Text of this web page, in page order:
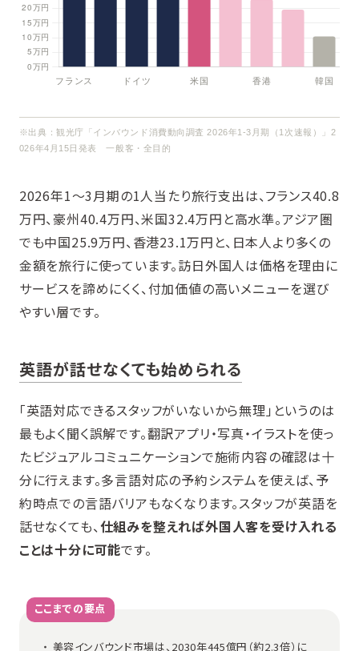
※出典：観光庁「インバウンド消費動向調査 2026年1-3月期（1次速報）」2
026年4月15日発表 一般客・全目的
2026年1〜3月期の1人当たり旅行支出は、フランス40.8
万円、豪州40.4万円、米国32.4万円と高水準。アジア圏
でも中国25.9万円、香港23.1万円と、日本人より多くの
金額を旅行に使っています。訪日外国人は価格を理由に
サービスを諦めにくく、付加価値の高いメニューを選び
やすい層です。
英語が話せなくても始められる
「英語対応できるスタッフがいないから無理」というのは
最もよく聞く誤解です。翻訳アプリ・写真・イラストを使っ
たビジュアルコミュニケーションで施術内容の確認は十
分に行えます。多言語対応の予約システムを使えば、予
約時点での言語バリアもなくなります。スタッフが英語を
話せなくても、仕組みを整えれば外国人客を受け入れる
ことは十分に可能です。
ここまでの要点
美容インバウンド市場は、2030年445億円（約2.3倍）に